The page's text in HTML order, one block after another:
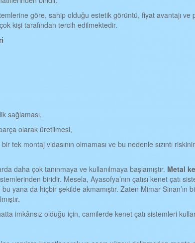
göre, sahip olduğu estetik görüntü, fiyat avantajı ve
kişi tarafından tercih edilmektedir.
sağlaması,
olarak üretilmesi,
tek montaj vidasının olmaması ve bu nedenle sızıntı
daha çok tanınmaya ve kullanılmaya başlamıştır. Metal
biridir. Mesela, Ayasofya’nın çatısı kenet çatı
bu yana da hiçbir şekilde akmamıştır. Zaten Mimar Sinan’ın
imkânsız olduğu için, camilerde kenet çatı sistemleri